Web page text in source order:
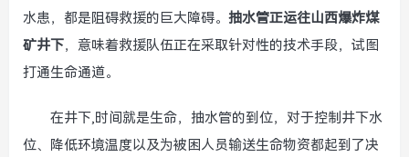
水患，都是阻碍救援的巨大障碍。 抽水管正运往山西爆炸煤
矿井下，意味着救援队伍正在采取针对性的技术手段，试图
打通生命通道。
在井下,时间就是生命，抽水管的到位，对于控制井下水
位、降低环境温度以及为被困人员输送生命物资都起到了决